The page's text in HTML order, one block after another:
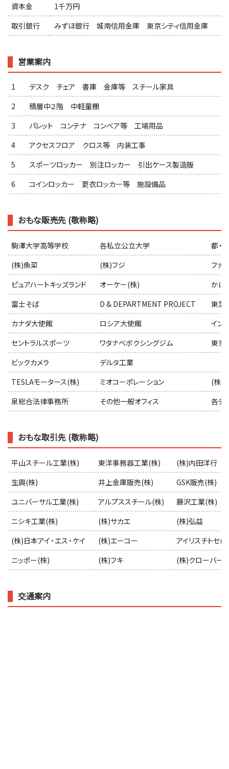
資本金
1千万円
取引銀行
みずほ銀行 城南信用金庫 東京シティ信用金庫
営業案内
1
デスク チェア 書庫 金庫等 スチール家具
2
積層中２階 中軽量棚
3
パレット コンテナ コンベア等 工場用品
4
アクセスフロア クロス等 内装工事
5
スポーツロッカー 別注ロッカー 引出ケース製造販
6
コインロッカー 更衣ロッカー等 施設備品
おもな販売先 (敬称略)
駒澤大学高等学校 各私立公立大学
都・
(株)魚菜
(株)フジ
ファ
ピュアハートキッズランド
オーケー(株)
かに
富士そば
D & DEPARTMENT PROJECT
東急
カナダ大使館
ロシア大使館
イン
セントラルスポーツ
ワタナベボクシングジム
東京
ビックカメラ
デルタ工業
TESLAモータース(株)
ミオコーポレーション
(株)
泉総合法律事務所
その他一般オフィス 各テ
おもな取引先 (敬称略)
平山スチール工業(株) 東洋事務器工業(株)
(株)内田洋行
生興(株)
井上金庫販売(株)
GSK販売(株)
ユニバーサル工業(株)
アルプススチール(株)
藤沢工業(株)
ニシキ工業(株)
(株)サカエ
(株)弘益
(株)日本アイ・エス・ケイ
(株)エーコー
アイリスチトセ(
ニッポー(株)
(株)フキ (株)クローバー
交通案内